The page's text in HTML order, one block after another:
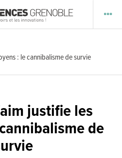
: le cannibalisme de survie
justifie les
de